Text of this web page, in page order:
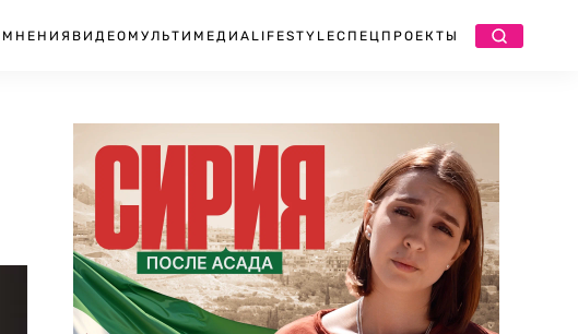
МНЕНИЯ ВИДЕО МУЛЬТИМЕДИА LIFESTYLEСПЕЦПРОЕКТЫ